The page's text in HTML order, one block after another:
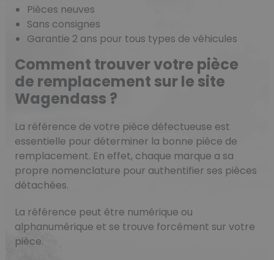
Pièces neuves
Sans consignes
Garantie 2 ans pour tous types de véhicules
Comment trouver votre pièce
de remplacement sur le site
Wagendass ?
La référence de votre pièce défectueuse est
essentielle pour déterminer la bonne pièce de
remplacement. En effet, chaque marque a sa
propre nomenclature pour authentifier ses pièces
détachées.
La référence peut être numérique ou
alphanumérique et se trouve forcément sur votre
pièce.